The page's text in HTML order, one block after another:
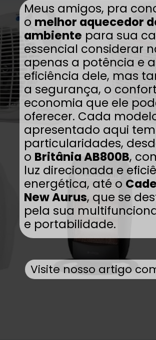
Meus amigos, pra
o melhor aquecedor
ambiente para sua
essencial considerar
apenas a potência e a
eficiência dele, mas
a segurança, o
economia que ele
oferecer. Cada
apresentado aqui
particularidades,
o Britânia AB800B,
luz direcionada e
energética, até o
New Aurus, que se
pela sua
e portabilidade.
Visite nosso artigo